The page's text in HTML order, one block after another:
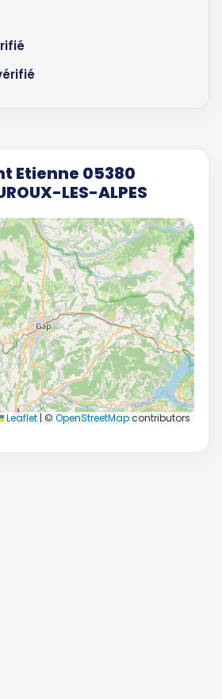
Etienne 05380
LES-ALPES
Leaflet | © OpenStreetMapcontributors